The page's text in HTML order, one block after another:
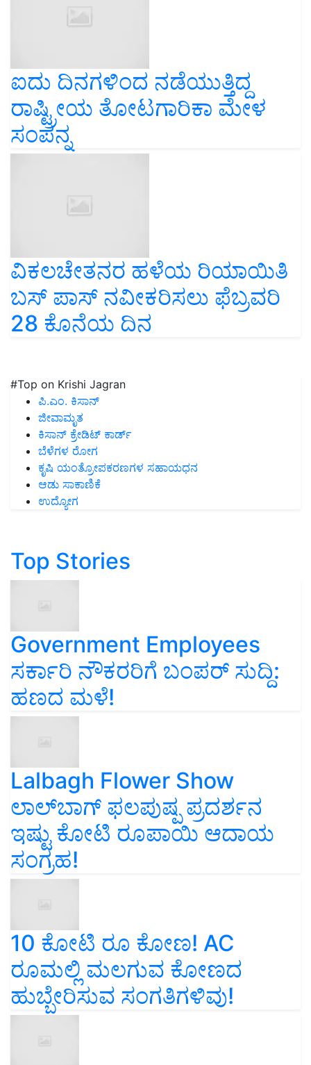
ಐದು ದಿನಗಳಿಂದ ನಡೆಯುತ್ತಿದ್ದ
ರಾಷ್ಟ್ರೀಯ ತೋಟಗಾರಿಕಾ ಮೇಳ
ಸಂಪನ್ನ
ವಿಕಲಚೇತನರ ಹಳೆಯ ರಿಯಾಯಿತಿ
ಬಸ್ ಪಾಸ್ ನವೀಕರಿಸಲು ಫೆಬ್ರವರಿ
28 ಕೊನೆಯ ದಿನ
#Top on Krishi Jagran
ಪಿ.ಎಂ. ಕಿಸಾನ್
ಜೀವಾಮೃತ
ಕಿಸಾನ್ ಕ್ರೇಡಿಟ್ ಕಾರ್ಡ್
ಬೆಳೆಗಳ ರೋಗ
ಕೃಷಿ ಯಂತ್ರೋಪಕರಣಗಳ ಸಹಾಯಧನ
ಆಡು ಸಾಕಾಣಿಕೆ
ಉದ್ಯೋಗ
Top Stories
Government Employees
ಸರ್ಕಾರಿ ನೌಕರರಿಗೆ ಬಂಪರ್‌ ಸುದ್ದಿ:
ಹಣದ ಮಳೆ!
Lalbagh Flower Show
ಲಾಲ್‌ಬಾಗ್ ಫಲಪುಷ್ಪ ಪ್ರದರ್ಶನ
ಇಷ್ಟು ಕೋಟಿ ರೂಪಾಯಿ ಆದಾಯ
ಸಂಗ್ರಹ!
10 ಕೋಟಿ ರೂ ಕೋಣ! AC
ರೂಮಲ್ಲಿ ಮಲಗುವ ಕೋಣದ
ಹುಬ್ಬೇರಿಸುವ ಸಂಗತಿಗಳಿವು!